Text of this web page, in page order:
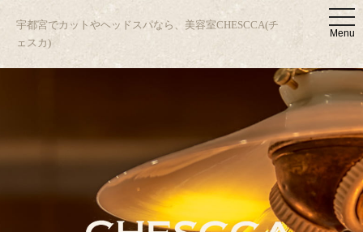
t
o
g
e
n
a
g
a
i
o
n
Menu
宇都宮でカットやヘッドスパなら、美容室CHESCCA(チ
ェスカ)